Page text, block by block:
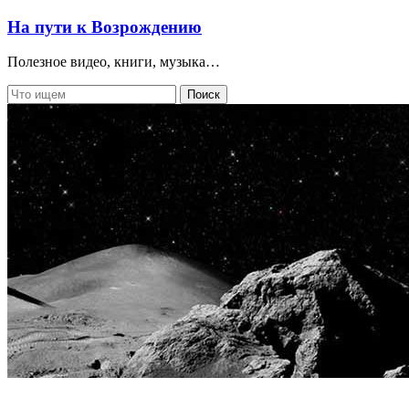
На пути к Возрождению
Полезное видео, книги, музыка…